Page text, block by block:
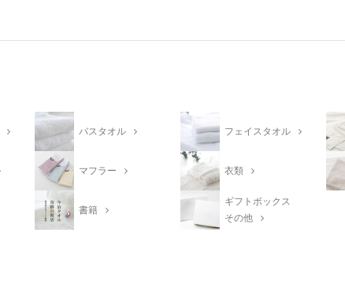
バスタオル フェイスタオル
マフラー 衣類
書籍
ギフトボックス
その他